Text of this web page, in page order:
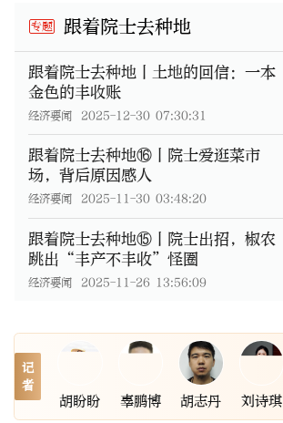
专题 跟着院士去种地
跟着院士去种地丨土地的回信：一本
金色的丰收账
经济要闻 2025-12-30 07:30:31
跟着院士去种地⑯丨院士爱逛菜市
场，背后原因感人
经济要闻 2025-11-30 03:48:20
跟着院士去种地⑮丨院士出招，椒农
跳出“丰产不丰收”怪圈
经济要闻 2025-11-26 13:56:09
记
者
胡盼盼 辜鹏博 胡志丹 刘诗琪